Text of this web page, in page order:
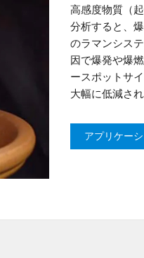
高感度物質（
分析すると、
のラマンシス
因で爆発や爆
ースポットサ
大幅に低減され
アプリケー